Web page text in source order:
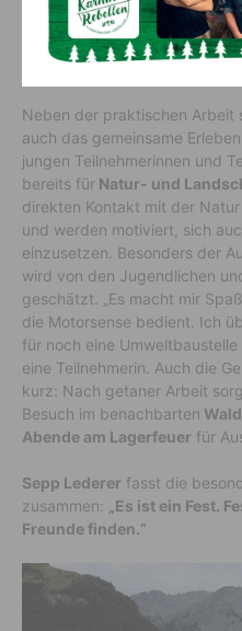
Natur erleben,
stärken
Neben der praktischen Arbeit
auch das gemeinsame
jungen Teilnehmerinnen und
bereits für Natur- und
direkten Kontakt mit der
und werden motiviert, sich
einzusetzen. Besonders der
wird von den Jugendlichen
geschätzt. „Es macht mir
die Motorsense bedient. Ich
für noch eine Umweltbaustelle
eine Teilnehmerin. Auch die
kurz: Nach getaner Arbeit
Besuch im benachbarten
Abende am Lagerfeuer für
Sepp Lederer fasst die
zusammen:
„Es ist ein Fest.
Freunde finden.“